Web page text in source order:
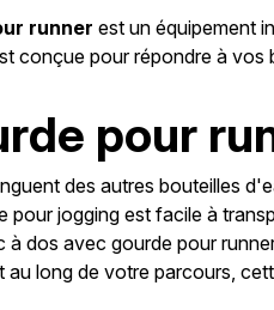
runner est un équipement
conçue pour répondre à
pour
des autres bouteilles
jogging est facile à
dos avec gourde pour
long de votre parcours,